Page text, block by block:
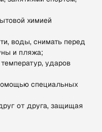
химией
воды, снимать перед
и пляжа;
ударов
специальных
от друга, защищая